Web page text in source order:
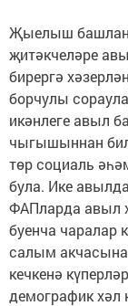
Җыелыш
җитәкчеләре
бирергә
борчулы
икәнлеге авыл
чыгышыннан
төр социаль
була. Ике
ФАПларда авыл
буенча чаралар
салым
кечкенә
демографик хәл